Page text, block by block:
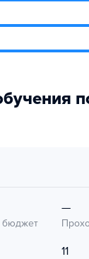
бюджет
—
11